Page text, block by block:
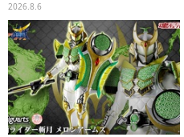
ョンで実施中、8月6日まで
2026.8.6